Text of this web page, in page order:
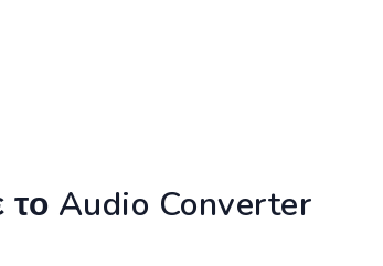
Audio Converter